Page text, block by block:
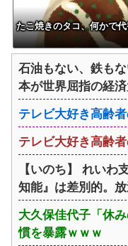
たこ焼きのタコ、何かで
石油もない、鉄も
本が世界屈指の経
テレビ大好き高齢
テレビ大好き高齢
【いのち】 れいわ
知能』は差別的。
大久保佳代子「休
慣を暴露ｗｗｗ